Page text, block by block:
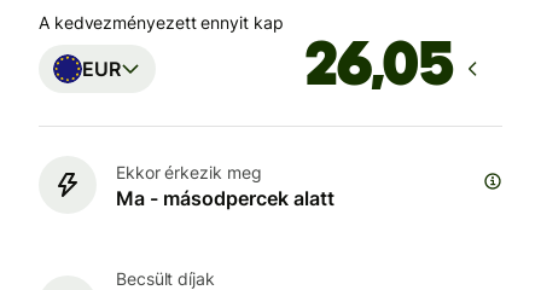
A kedvezményezett ennyit kap
EUR
Ekkor érkezik meg
Ma - másodpercek alatt
Becsült díjak